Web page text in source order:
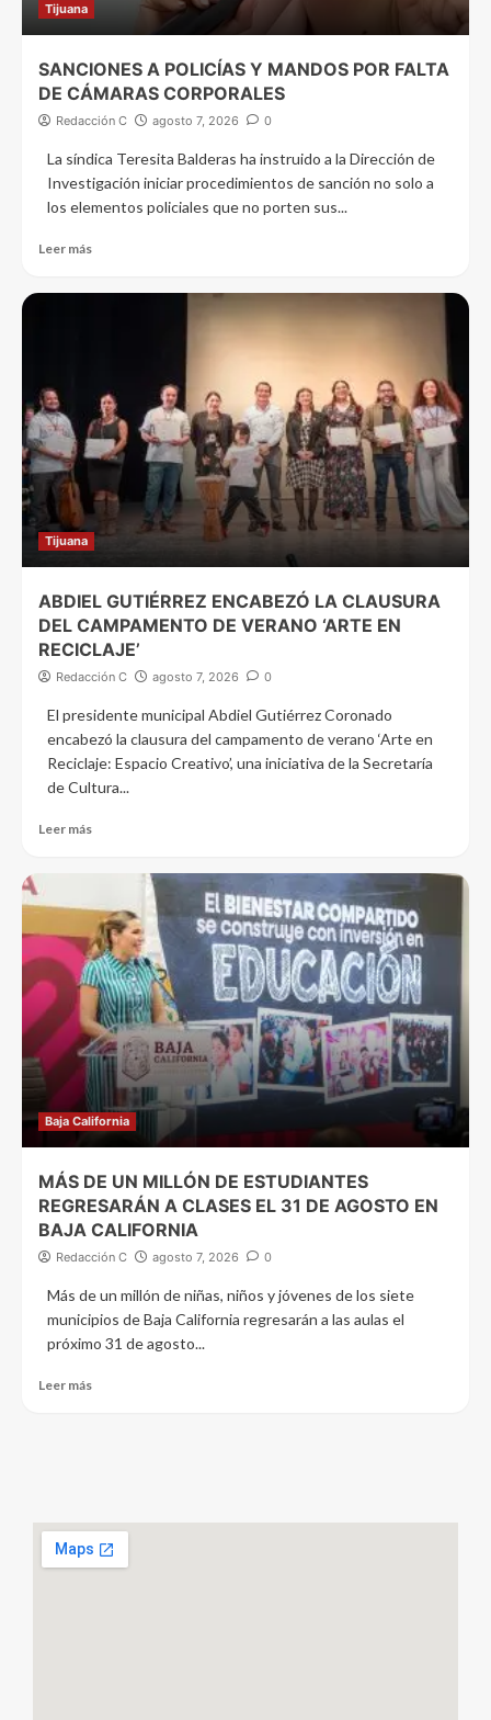
Tijuana
SANCIONES A POLICÍAS Y MANDOS POR FALTA
DE CÁMARAS CORPORALES
Redacción C agosto 7, 2026 0
La síndica Teresita Balderas ha instruido a la Dirección de
Investigación iniciar procedimientos de sanción no solo a
los elementos policiales que no porten sus...
Leer más
Tijuana
ABDIEL GUTIÉRREZ ENCABEZÓ LA CLAUSURA
DEL CAMPAMENTO DE VERANO ‘ARTE EN
RECICLAJE’
Redacción C agosto 7, 2026 0
El presidente municipal Abdiel Gutiérrez Coronado
encabezó la clausura del campamento de verano ‘Arte en
Reciclaje: Espacio Creativo’, una iniciativa de la Secretaría
de Cultura...
Leer más
Baja California
MÁS DE UN MILLÓN DE ESTUDIANTES
REGRESARÁN A CLASES EL 31 DE AGOSTO EN
BAJA CALIFORNIA
Redacción C agosto 7, 2026 0
Más de un millón de niñas, niños y jóvenes de los siete
municipios de Baja California regresarán a las aulas el
próximo 31 de agosto...
Leer más